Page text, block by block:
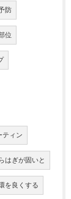
防
位
ティン
はぎが固いと
を良くする